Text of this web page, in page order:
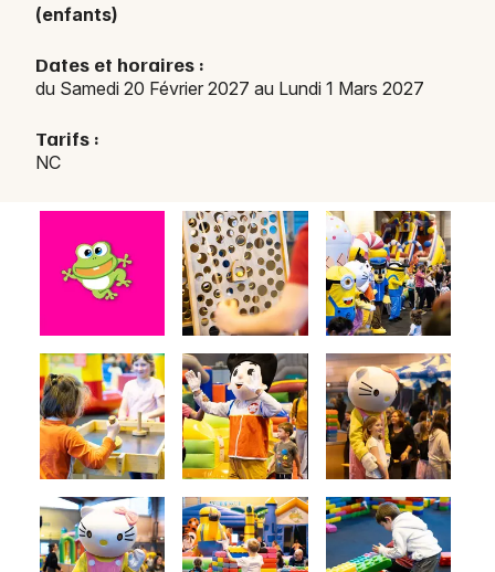
(enfants)
Dates et horaires :
du Samedi 20 Février 2027 au Lundi 1 Mars 2027
Tarifs :
NC